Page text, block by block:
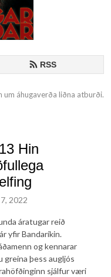
RSS
um áhugaverða liðna atburði.
Hin
2022
áratugar reið
yfir Bandaríkin.
og kennarar
greina þess augljós
sjálfur væri